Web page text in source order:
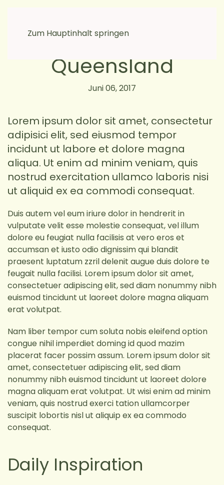
Zum Hauptinhalt springen
Kate and Scott,
Queensland
Juni 06, 2017
Lorem ipsum dolor sit amet, consectetur
adipisici elit, sed eiusmod tempor
incidunt ut labore et dolore magna
aliqua. Ut enim ad minim veniam, quis
nostrud exercitation ullamco laboris nisi
ut aliquid ex ea commodi consequat.
Duis autem vel eum iriure dolor in hendrerit in
vulputate velit esse molestie consequat, vel illum
dolore eu feugiat nulla facilisis at vero eros et
accumsan et iusto odio dignissim qui blandit
praesent luptatum zzril delenit augue duis dolore te
feugait nulla facilisi. Lorem ipsum dolor sit amet,
consectetuer adipiscing elit, sed diam nonummy nibh
euismod tincidunt ut laoreet dolore magna aliquam
erat volutpat.
Nam liber tempor cum soluta nobis eleifend option
congue nihil imperdiet doming id quod mazim
placerat facer possim assum. Lorem ipsum dolor sit
amet, consectetuer adipiscing elit, sed diam
nonummy nibh euismod tincidunt ut laoreet dolore
magna aliquam erat volutpat. Ut wisi enim ad minim
veniam, quis nostrud exerci tation ullamcorper
suscipit lobortis nisl ut aliquip ex ea commodo
consequat.
Daily Inspiration